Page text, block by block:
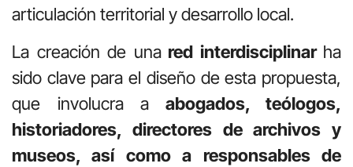
articulación territorial y desarrollo local.
La creación de unared interdisciplinar ha
sido clave para el diseño de esta propuesta,
que involucra a abogados, teólogos,
historiadores, directores de archivos y
museos, así como a responsables de